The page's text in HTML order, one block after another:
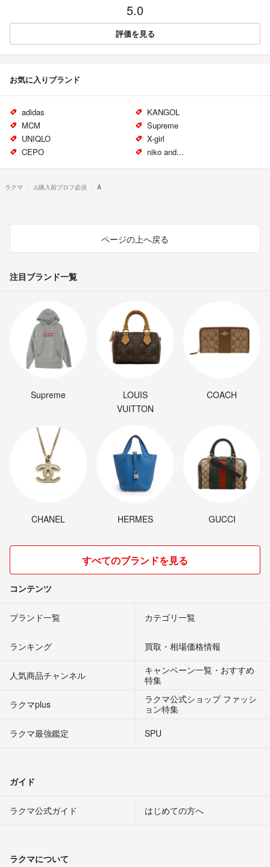
5.0
評価を見る
お気に入りブランド
adidas
KANGOL
MCM
Supreme
UNIQLO
X-girl
CEPO
niko and...
ラクマ ⚠️購入前プロフ必須 A
ページの上へ戻る
注目ブランド一覧
Supreme
LOUIS
VUITTON
COACH
CHANEL HERMES GUCCI
すべてのブランドを見る
コンテンツ
ブランド一覧 カテゴリ一覧
ランキング 買取・相場価格情報
人気商品チャンネル
キャンペーン一覧・おすすめ
特集
ラクマplus
ラクマ公式ショップ ファッシ
ョン特集
ラクマ最強鑑定
SPU
ガイド
ラクマ公式ガイド はじめての方へ
ラクマについて